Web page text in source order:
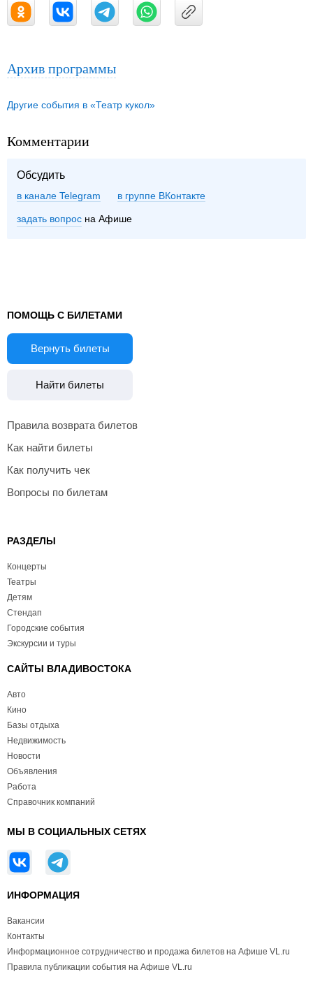
Архив программы
Другие события в «Театр кукол»
Комментарии
Обсудить
в канале Telegram группе ВКонтакте
задать вопрос на Афише
ПОМОЩЬ С БИЛЕТАМИ
Вернуть билеты
Найти билеты
Правила возврата билетов
Как найти билеты
Как получить чек
Вопросы по билетам
РАЗДЕЛЫ
Концерты
Театры
Детям
Стендап
Городские события
Экскурсии и туры
САЙТЫ ВЛАДИВОСТОКА
Авто
Кино
Базы отдыха
Недвижимость
Новости
Объявления
Работа
Справочник компаний
МЫ В СОЦИАЛЬНЫХ СЕТЯХ
ИНФОРМАЦИЯ
Вакансии
Контакты
Информационное сотрудничество и продажа билетов на Афише VL.ru
Правила публикации события на Афише VL.ru